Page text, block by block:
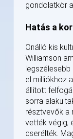
gondolatkör
Hatás a
Önálló kis
Williamson
el milliókhoz
állított
sorra
résztvevők a
vették végig,
cserélték.